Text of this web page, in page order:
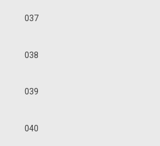
037
038
039
040